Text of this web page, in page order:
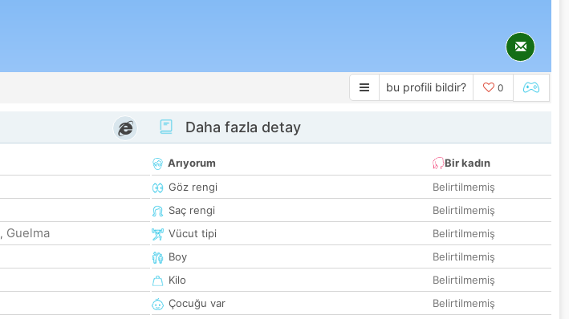
bu profili bildir? 0
, Guelma
Daha fazla detay
Arıyorum
Bir kadın
Göz rengi
Belirtilmemiş
Saç rengi
Belirtilmemiş
Vücut tipi
Belirtilmemiş
Boy
Belirtilmemiş
Kilo
Belirtilmemiş
Çocuğu var
Belirtilmemiş